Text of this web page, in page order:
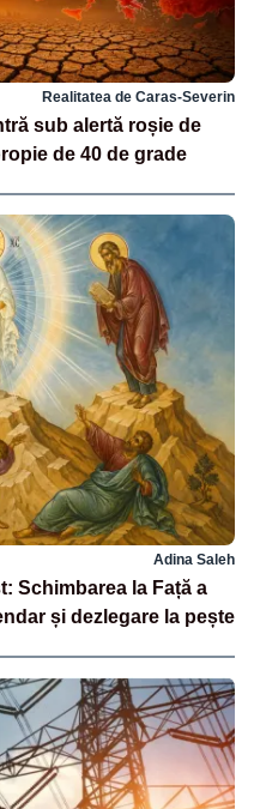
Realitatea de Caras-Severin
sub alertă roșie de
de 40 de grade
Adina Saleh
Schimbarea la Față a
și dezlegare la pește